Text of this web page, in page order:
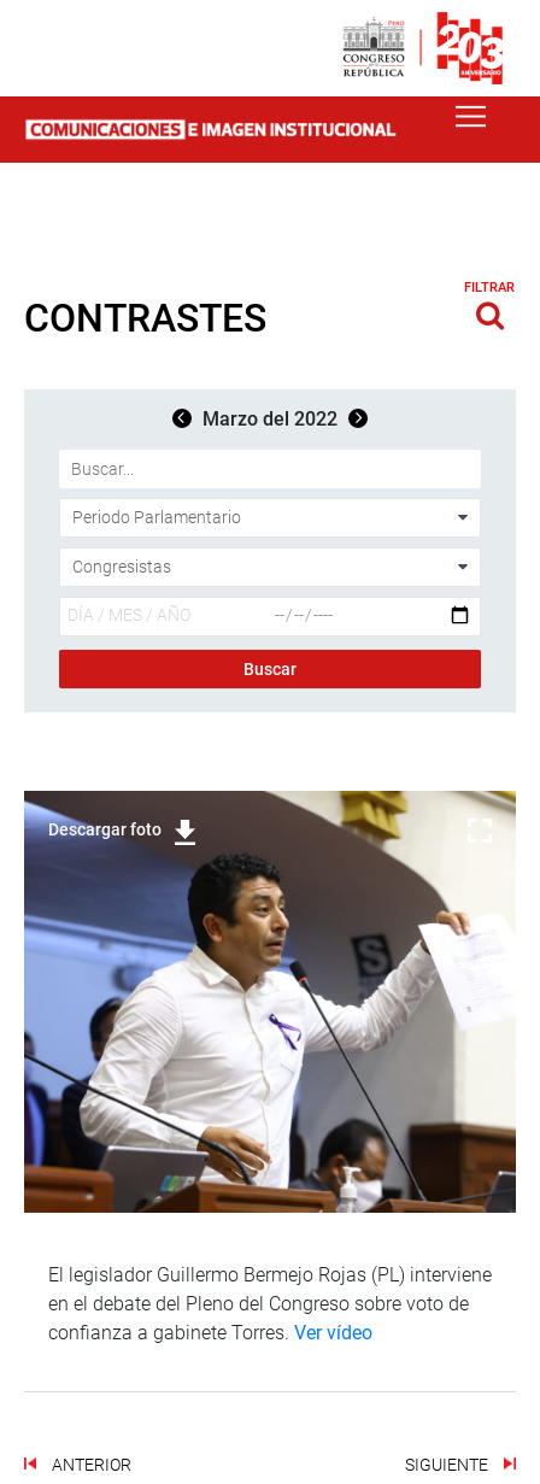
CONTRASTES
FILTRAR
Marzo del 2022
Descargar foto
El legislador Guillermo Bermejo Rojas (PL) interviene
en el debate del Pleno del Congreso sobre voto de
confianza a gabinete Torres. Ver vídeo
ANTERIOR SIGUIENTE